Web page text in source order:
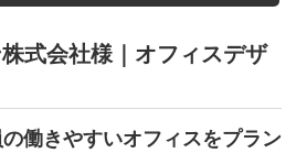
式会社様｜オフィスデザ
働きやすいオフィスをプラン